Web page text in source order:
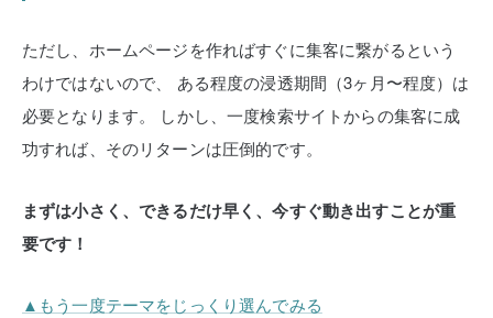
ただし、ホームページを作ればすぐに集客に繋がるという
わけではないので、
ある程度の浸透期間（3ヶ月〜程度）は
必要となります。
しかし、一度検索サイトからの集客に成
功すれば、そのリターンは圧倒的です。
まずは小さく、できるだけ早く、今すぐ動き出すことが重
要です！
▲もう一度テーマをじっくり選んでみる